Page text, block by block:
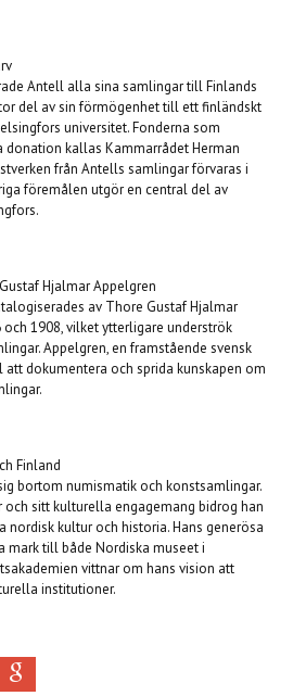
Antell alla sina samlingar till Finlands
del av sin förmögenhet till ett finländskt
universitet. Fonderna som
donation kallas Kammarrådet Herman
från Antells samlingar förvaras i
föremålen utgör en central del av
Hjalmar Appelgren
av Thore Gustaf Hjalmar
1908, vilket ytterligare underströk
Appelgren, en framstående svensk
dokumentera och sprida kunskapen om
Finland
bortom numismatik och konstsamlingar.
sitt kulturella engagemang bidrog han
nordisk kultur och historia. Hans generösa
mark till både Nordiska museet i
vittnar om hans vision att
institutioner.